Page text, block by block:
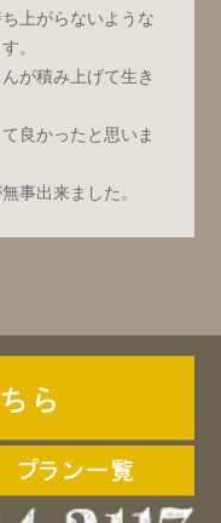
上がらないような
。
が積み上げて生き
良かったと思いま
事出来ました。